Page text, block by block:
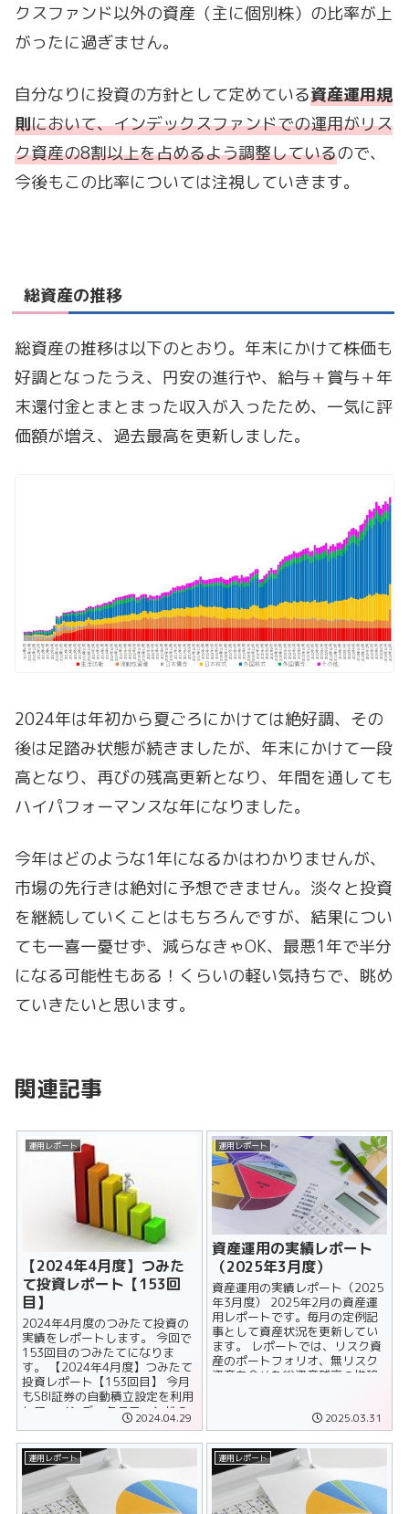
クスファンド以外の資産（主に個別株）の比率が上
がったに過ぎません。
自分なりに投資の方針として定めている資産運用規
則において、インデックスファンドでの運用がリス
ク資産の8割以上を占めるよう調整しているので、
今後もこの比率については注視していきます。
総資産の推移
総資産の推移は以下のとおり。年末にかけて株価も
好調となったうえ、円安の進行や、給与＋賞与＋年
末還付金とまとまった収入が入ったため、一気に評
価額が増え、過去最高を更新しました。
2024年は年初から夏ごろにかけては絶好調、その
後は足踏み状態が続きましたが、年末にかけて一段
高となり、再びの残高更新となり、年間を通しても
ハイパフォーマンスな年になりました。
今年はどのような1年になるかはわかりませんが、
市場の先行きは絶対に予想できません。淡々と投資
を継続していくことはもちろんですが、結果につい
ても一喜一憂せず、減らなきゃOK、最悪1年で半分
になる可能性もある！くらいの軽い気持ちで、眺め
ていきたいと思います。
関連記事
運用レポート
【2024年4月度】つみた
て投資レポート【153回
目】
2024年4月度のつみたて投資の
実績をレポートします。 今回で
153回目のつみたてになりま
す。 【2024年4月度】つみたて
投資レポート【153回目】 今月
もSBI証券の自動積立設定を利用
して、インデックスファンドの
買い付けを行いまし......2024.04.29
運用レポート
資産運用の実績レポート
（2025年3月度）
資産運用の実績レポート（2025
年3月度） 2025年2月の資産運
用レポートです。毎月の定例記
事として資産状況を更新してい
ます。 レポートでは、リスク資
産のポートフォリオ、無リスク
資産を含めた総資産残高の推移
2025.03.31
運用レポート 運用レポート